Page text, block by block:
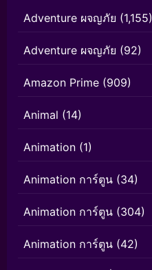
Adventure ผจญภัย (1,155)
Adventure ผจญภัย (92)
Amazon Prime (909)
Animal (14)
Animation (1)
Animation การ์ตูน (34)
Animation การ์ตูน (304)
Animation การ์ตูน (42)